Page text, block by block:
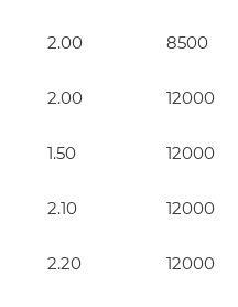
2.00 8500
2.00 12000
1.50 12000
2.10 12000
2.20 12000